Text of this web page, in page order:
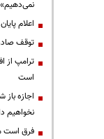
نمی‌دهیم»
اعلام پایان
توقف
ترامپ از
است
اجازه
نخواهیم
فرق است